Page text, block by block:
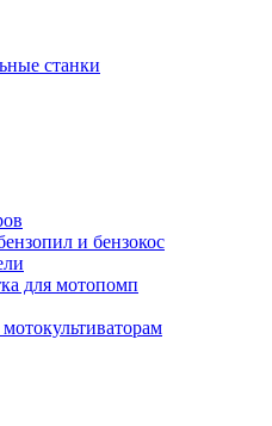
станки
и бензокос
для мотопомп